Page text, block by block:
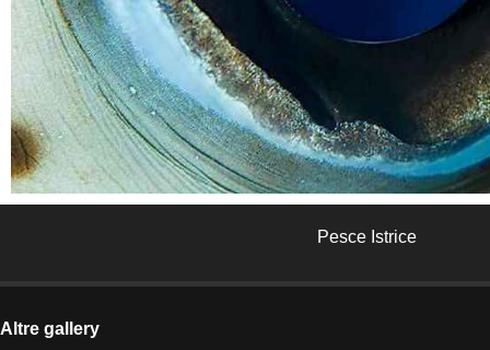
Pesce Istrice
Altre gallery